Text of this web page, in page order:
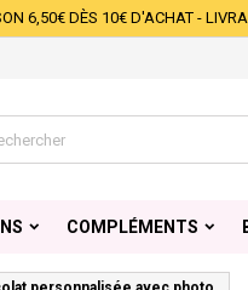
6,50€ DÈS 10€ D'ACHAT -
COMPLÉMENTS
nouvelle liste
d'envies
être connecté pour ajouter